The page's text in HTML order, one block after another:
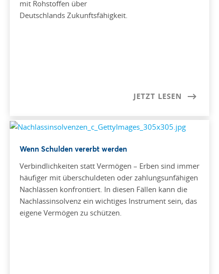
mit Rohstoffen über
Deutschlands Zukunftsfähigkeit.
JETZT LESEN
Wenn Schulden vererbt werden
Verbindlichkeiten statt Vermögen – Erben sind immer
häufiger mit überschuldeten oder zahlungsunfähigen
Nachlässen konfrontiert. In diesen Fällen kann die
Nachlassinsolvenz ein wichtiges Instrument sein, das
eigene Vermögen zu schützen.